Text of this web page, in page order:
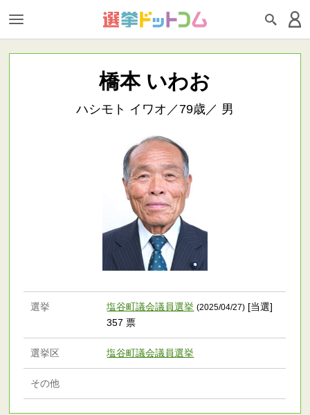
橋本 いわお
ハシモト イワオ／79歳／ 男
選挙 塩谷町議会議員選挙 (2025/04/27) [当選]
357 票
選挙区 塩谷町議会議員選挙
その他